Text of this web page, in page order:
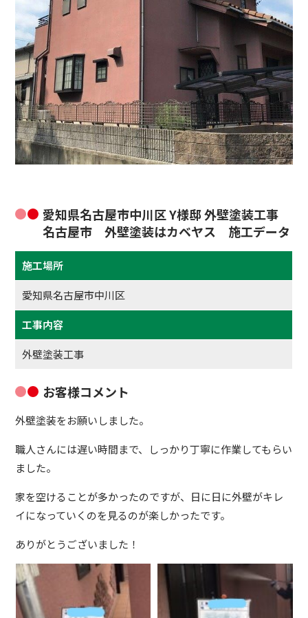
愛知県名古屋市中川区 Y様邸 外壁塗装工事
名古屋市 外壁塗装はカベヤス 施工データ
施工場所
愛知県名古屋市中川区
工事内容
外壁塗装工事
お客様コメント
外壁塗装をお願いしました。
職人さんには遅い時間まで、しっかり丁寧に作業してもらい
ました。
家を空けることが多かったのですが、日に日に外壁がキレ
イになっていくのを見るのが楽しかったです。
ありがとうございました！